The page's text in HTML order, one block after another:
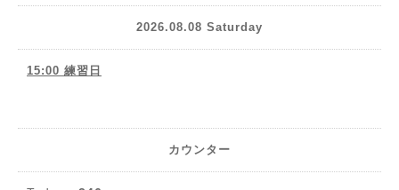
2026.08.08 Saturday
15:00 練習日
カウンター